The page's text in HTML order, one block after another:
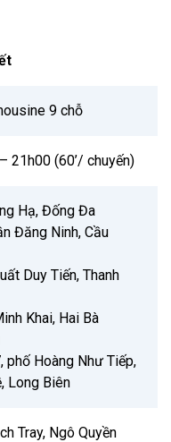
9 chỗ
21h00 (60’/ chuyến)
Hạ, Đống Đa
Đăng Ninh, Cầu
Duy Tiến, Thanh
Khai, Hai Bà
phố Hoàng Như Tiếp,
Long Biên
Tray, Ngô Quyền